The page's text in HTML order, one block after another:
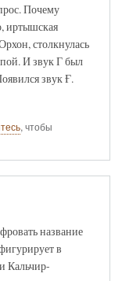
Почему
иртышская
столкнулась
И звук Г был
звук Ғ.
, чтобы
название
в
Кальчир-